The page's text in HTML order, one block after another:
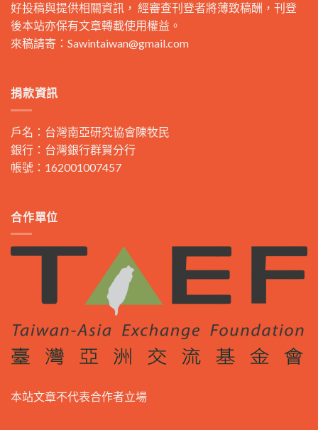
好投稿與提供相關資訊， 經審查刊登者將薄致稿酬，刊登
後本站亦保有文章轉載使用權益。
來稿請寄： Sawintaiwan@gmail.com
捐款資訊
戶名：台灣南亞研究協會陳牧民
銀行：台灣銀行群賢分行
帳號：162001007457
合作單位
本站文章不代表合作者立場